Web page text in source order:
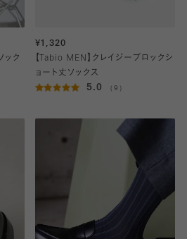
ック
¥1,320
【Tabio MEN】クレイジーブロックシ
ョート丈ソックス
5.0 （9）